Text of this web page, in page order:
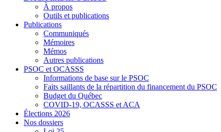
À propos
Outils et publications
Publications
Communiqués
Mémoires
Mémos
Autres publications
PSOC et OCASSS
Informations de base sur le PSOC
Faits saillants de la répartition du financement du PSOC
Budget du Québec
COVID-19, OCASSS et ACA
Élections 2026
Nos dossiers